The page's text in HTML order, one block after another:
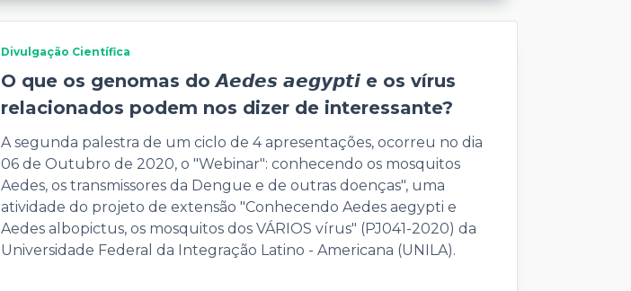
Divulgação Científica
O que os genomas do 𝘼𝙚𝙙𝙚𝙨 𝙖𝙚𝙜𝙮𝙥𝙩𝙞 e os vírus
relacionados podem nos dizer de interessante?
A segunda palestra de um ciclo de 4 apresentações, ocorreu no dia
06 de Outubro de 2020, o "Webinar": conhecendo os mosquitos
Aedes, os transmissores da Dengue e de outras doenças", uma
atividade do projeto de extensão "Conhecendo Aedes aegypti e
Aedes albopictus, os mosquitos dos VÁRIOS vírus" (PJ041-2020) da
Universidade Federal da Integração Latino - Americana (UNILA).